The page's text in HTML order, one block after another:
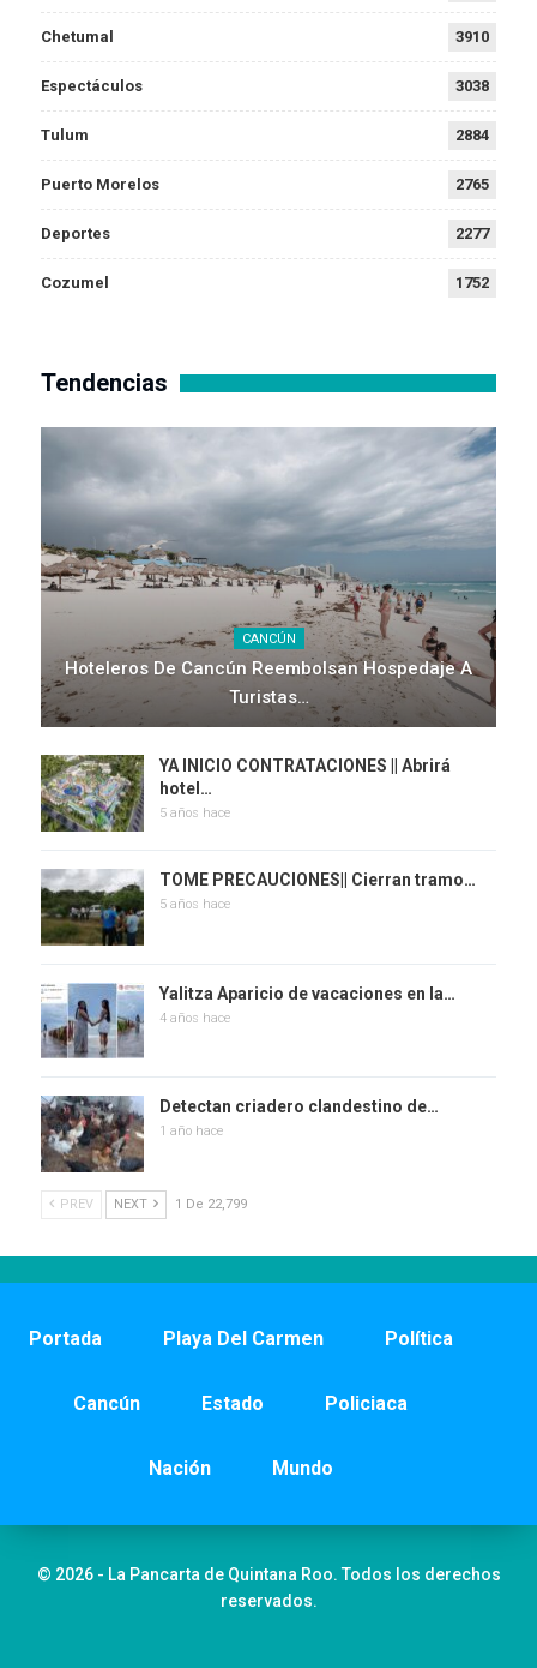
Chetumal 3910
Espectáculos 3038
Tulum 2884
Puerto Morelos 2765
Deportes 2277
Cozumel 1752
Tendencias
CANCÚN
Hoteleros De Cancún Reembolsan Hospedaje A
Turistas…
YA INICIO CONTRATACIONES || Abrirá
hotel…
5 años hace
TOME PRECAUCIONES|| Cierran tramo…
5 años hace
Yalitza Aparicio de vacaciones en la…
4 años hace
Detectan criadero clandestino de…
1 año hace
PREV NEXT 1 De 22,799
Portada Playa Del Carmen Política
Cancún Estado Policiaca
Nación Mundo
© 2026 - La Pancarta de Quintana Roo. Todos los derechos
reservados.